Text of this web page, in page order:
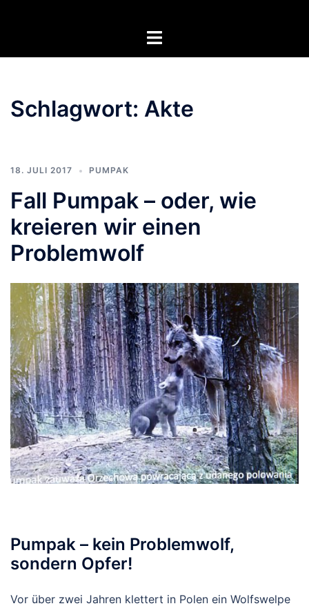
Menü
Schlagwort: Akte
18. JULI 2017 PUMPAK
Fall Pumpak – oder, wie
kreieren wir einen
Problemwolf
Pumpak – kein Problemwolf,
sondern Opfer!
Vor über zwei Jahren klettert in Polen ein Wolfswelpe